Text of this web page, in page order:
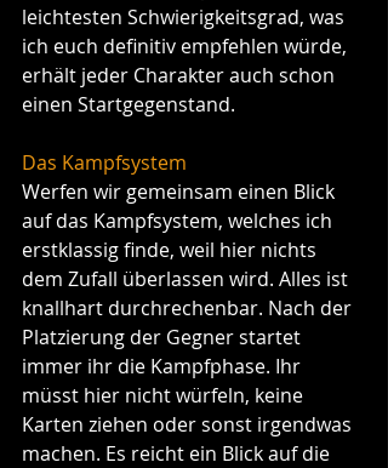
leichtesten Schwierigkeitsgrad, was
ich euch definitiv empfehlen würde,
erhält jeder Charakter auch schon
einen Startgegenstand.
Das Kampfsystem
Werfen wir gemeinsam einen Blick
auf das Kampfsystem, welches ich
erstklassig finde, weil hier nichts
dem Zufall überlassen wird. Alles ist
knallhart durchrechenbar. Nach der
Platzierung der Gegner startet
immer ihr die Kampfphase. Ihr
müsst hier nicht würfeln, keine
Karten ziehen oder sonst irgendwas
machen. Es reicht ein Blick auf die